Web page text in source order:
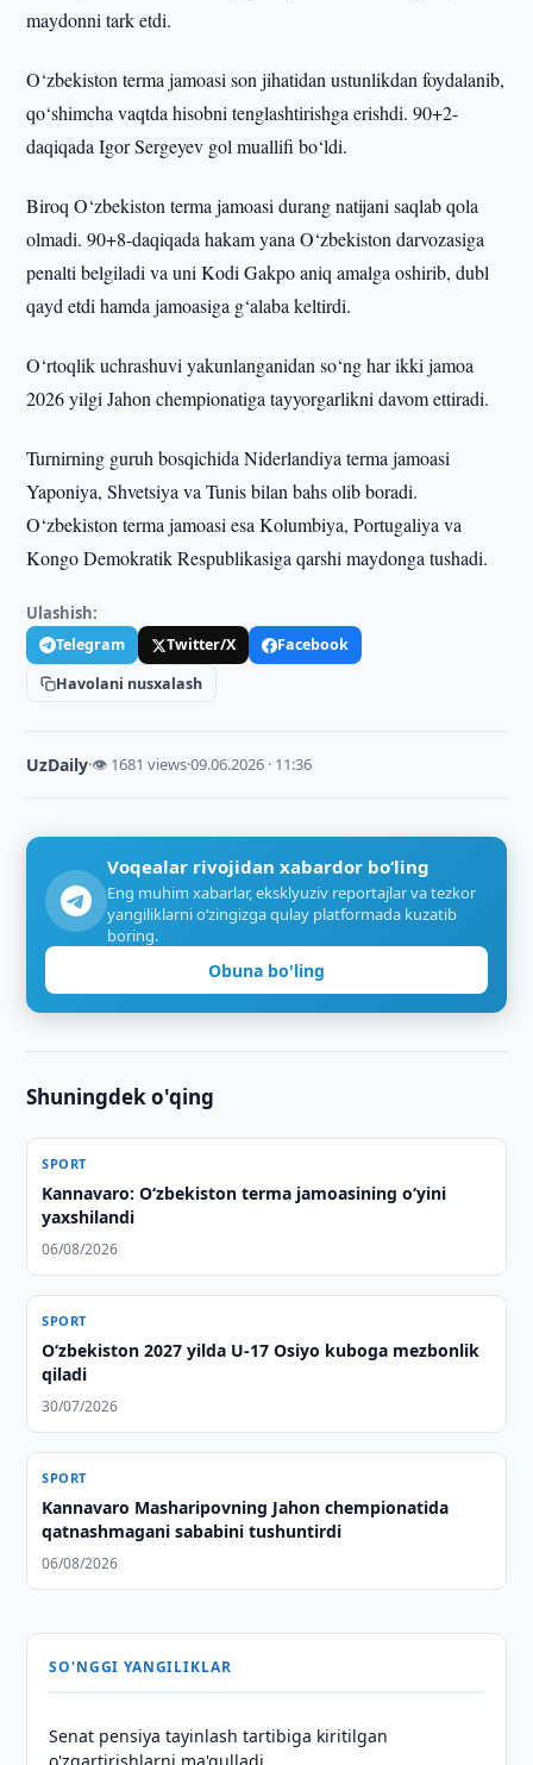
maydonni tark etdi.
O‘zbekiston terma jamoasi son jihatidan ustunlikdan foydalanib,
qo‘shimcha vaqtda hisobni tenglashtirishga erishdi. 90+2-
daqiqada Igor Sergeyev gol muallifi bo‘ldi.
Biroq O‘zbekiston terma jamoasi durang natijani saqlab qola
olmadi. 90+8-daqiqada hakam yana O‘zbekiston darvozasiga
penalti belgiladi va uni Kodi Gakpo aniq amalga oshirib, dubl
qayd etdi hamda jamoasiga g‘alaba keltirdi.
O‘rtoqlik uchrashuvi yakunlanganidan so‘ng har ikki jamoa
2026 yilgi Jahon chempionatiga tayyorgarlikni davom ettiradi.
Turnirning guruh bosqichida Niderlandiya terma jamoasi
Yaponiya, Shvetsiya va Tunis bilan bahs olib boradi.
O‘zbekiston terma jamoasi esa Kolumbiya, Portugaliya va
Kongo Demokratik Respublikasiga qarshi maydonga tushadi.
Ulashish:
Telegram Twitter/X
Facebook
Havolani nusxalash
UzDaily·👁 1681 views·09.06.2026 · 11:36
Voqealar rivojidan xabardor bo‘ling
Eng muhim xabarlar, eksklyuziv reportajlar va tezkor
yangiliklarni o‘zingizga qulay platformada kuzatib
boring.
Obuna bo'ling
Shuningdek o'qing
SPORT
Kannavaro: O‘zbekiston terma jamoasining o‘yini
yaxshilandi
06/08/2026
SPORT
O‘zbekiston 2027 yilda U-17 Osiyo kuboga mezbonlik
qiladi
30/07/2026
SPORT
Kannavaro Masharipovning Jahon chempionatida
qatnashmagani sababini tushuntirdi
06/08/2026
SO'NGGI YANGILIKLAR
Senat pensiya tayinlash tartibiga kiritilgan